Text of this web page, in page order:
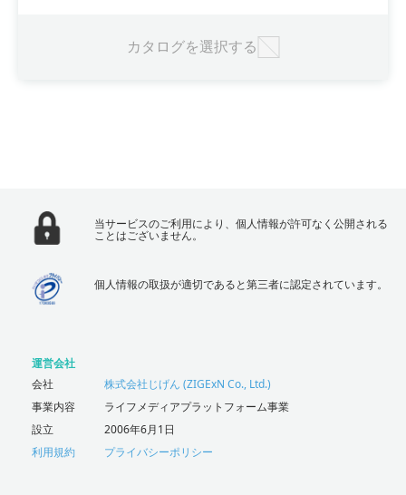
カタログを選択する
当サービスのご利用により、個人情報が許可なく公開される
ことはございません。
個人情報の取扱が適切であると第三者に認定されています。
運営会社
会社
株式会社じげん (ZIGExN Co., Ltd.)
事業内容
ライフメディアプラットフォーム事業
設立
2006年6月1日
利用規約
プライバシーポリシー